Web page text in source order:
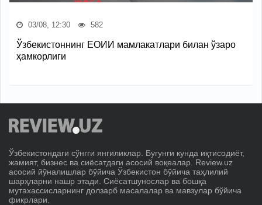
03/08, 12:30 582
Ўзбекистоннинг ЕОИИ мамлакатлари билан ўзаро
ҳамкорлиги
Ўзбекистондаги сўнгги янгиликлар. Бугунги кунда иқтисодиёт,
жамият, бизнес ва сиёсатдаги асосий воқеалар. Review.uz
асосий йўналишлар бўйича Ўзбекистон бўйича таҳлилий
шарҳларни нашр этади. Сиёсатшунослар ва бошқа
мутахассисларнинг долзарб масалалар ва мавзулар бўйича
фикрлари.